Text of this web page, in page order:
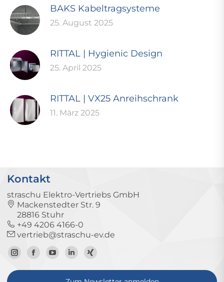
BAKS Kabeltragsysteme
25. August 2025
RITTAL | Hygienic Design
25. April 2025
RITTAL | VX25 Anreihschrank
11. März 2025
Kontakt
straschu Elektro-Vertriebs GmbH
Mackenstedter Str. 9
28816 Stuhr
+49 4206 4166-0
vertrieb@straschu-ev.de
Zum
Instagram-
Zur
Facebook-
Zum
YouTube-
Zum
LinkedIn-
Zum
Xing-